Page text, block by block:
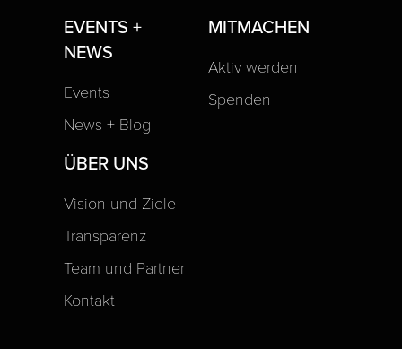
EVENTS +
NEWS
Events
News + Blog
MITMACHEN
Aktiv werden
Spenden
ÜBER UNS
Vision und Ziele
Transparenz
Team und Partner
Kontakt